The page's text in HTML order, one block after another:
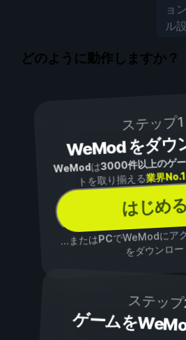
ョ
ル
どのように動作しますか？
ステップ1
WeMod をダウ
WeModは3000件以上のゲ
トを取り揃える業界
はじめる
...またはPCでWeModにア
をダウンロー
ステッ
ゲームを